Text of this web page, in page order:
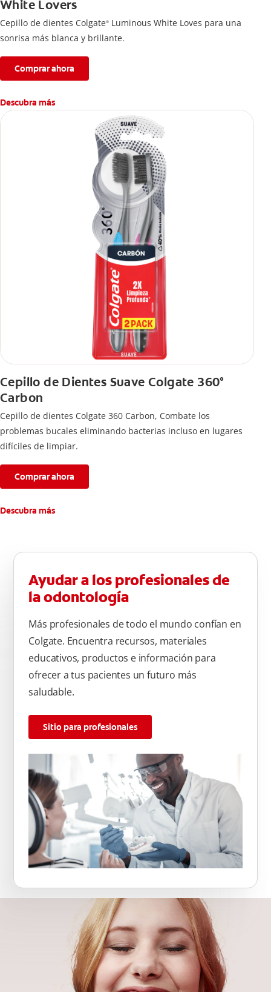
White Lovers
Cepillo de dientes Colgate® Luminous White Loves para una
sonrisa más blanca y brillante.
Comprar ahora
Descubra más
Cepillo de Dientes Suave Colgate 360°
Carbon
Cepillo de dientes Colgate 360 ​​Carbon, Combate los
problemas bucales eliminando bacterias incluso en lugares
difíciles de limpiar.
Comprar ahora
Descubra más
Ayudar a los profesionales de
la odontología
Más profesionales de todo el mundo confían en
Colgate. Encuentra recursos, materiales
educativos, productos e información para
ofrecer a tus pacientes un futuro más
saludable.
Sitio para profesionales